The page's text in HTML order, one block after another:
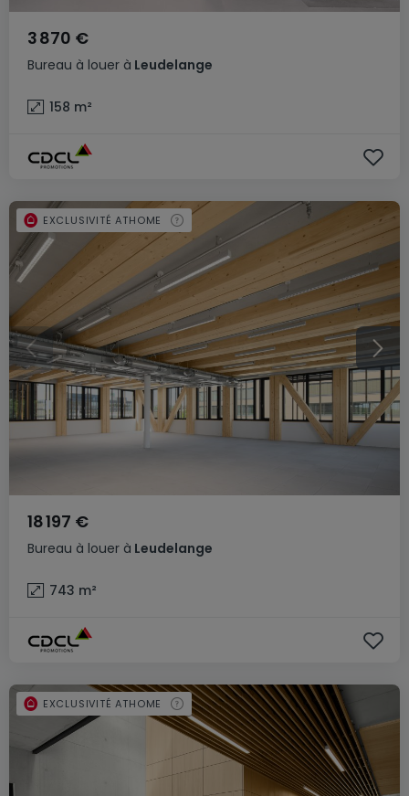
Bureau à louer à Leudelange
3 870 €
158 m²
Bureau à louer à Leudelange
18 197 €
743 m²
EXCLUSIVITÉ ATHOME
EXCLUSIVITÉ ATHOME